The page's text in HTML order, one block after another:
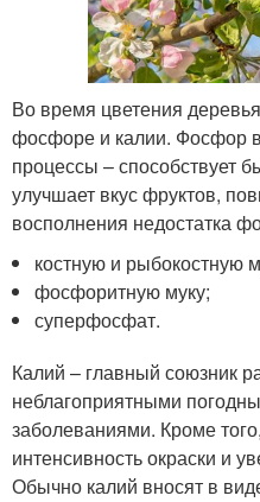
Во время цветения
фосфоре и калии. Фосфор
процессы – способствует
улучшает вкус фруктов,
восполнения недостатка
костную и рыбокостную
фосфоритную муку;
суперфосфат.
Калий – главный союзник
неблагоприятными
заболеваниями. Кроме
интенсивность окраски и
Обычно калий вносят в